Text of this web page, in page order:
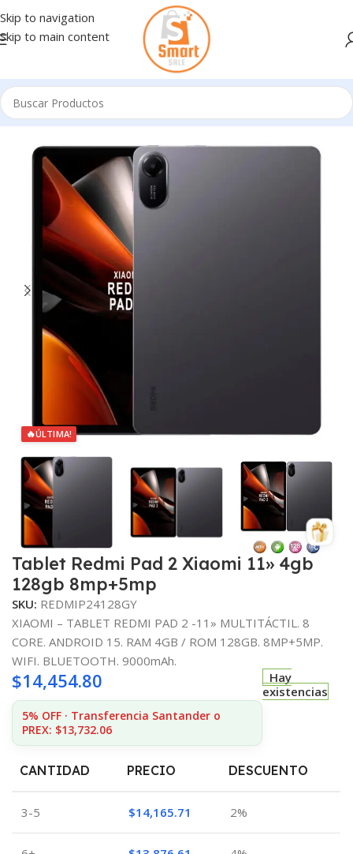
Skip to navigation
Skip to main content
Inicio/Tablets - E Readers
🔥ÚLTIMA!
Tablet Redmi Pad 2 Xiaomi 11» 4gb
128gb 8mp+5mp
SKU: REDMIP24128GY
XIAOMI – TABLET REDMI PAD 2 -11» MULTITÁCTIL. 8
CORE. ANDROID 15. RAM 4GB / ROM 128GB. 8MP+5MP.
WIFI. BLUETOOTH. 9000mAh.
$14,454.80
5% OFF · Transferencia Santander o
PREX: $13,732.06
Hay
existencias
CANTIDAD PRECIO DESCUENTO
3-5 $14,165.71 2%